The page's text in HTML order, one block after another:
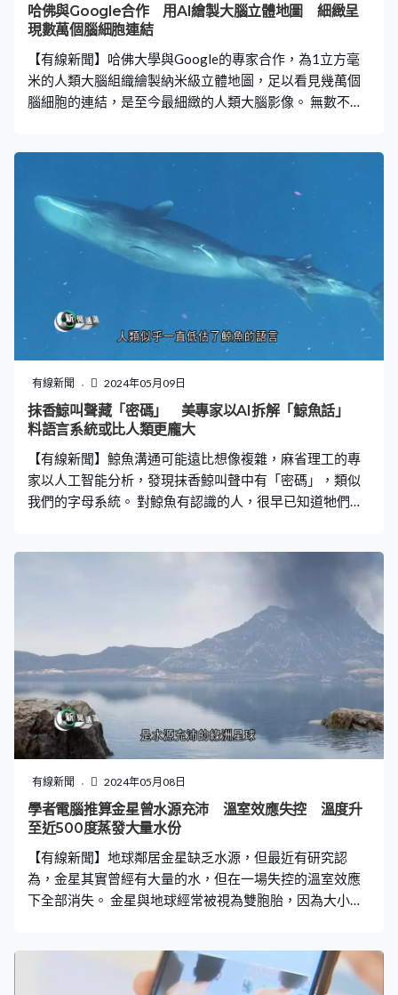
哈佛與Google合作 用AI繪製大腦立體地圖 細緻呈
現數萬個腦細胞連結
【有線新聞】哈佛大學與Google的專家合作，為1立方毫
米的人類大腦組織繪製納米級立體地圖，足以看見幾萬個
腦細胞的連結，是至今最細緻的人類大腦影像。 無數不同
結的「電線」是神經網絡，這裡顯示的範圍不足1毫米，細
緻程度前所未見。 哈佛大學的細胞生物學專家與Google研
究人員合作，將1立方毫米大腦組織切成5千塊薄片，逐塊
以電子顯微鏡掃描，再將所有平面影像重組，但單靠人力
沒可能完成，所以團隊找人工智能幫手，就像拼圖般逐一
對齊所有神經元，最終將5千幅平面影像重組成單一立體影
像。在1立方毫米的大腦範圍呈現全部5.7萬個神經元，以
及將它們連繫起來的1.5億條神經突觸，是至今解像度最高
的人類大腦立體影像。 學者可以從影像之中研究神經網絡
的幾何特性，為了解人類大腦踏出重要一步，例如一些神
經元的末端會堆積成一團，不過因為大腦樣本來自癲癇病
人，暫時未知這種堆積是否癲癇獨有的異常現象。
有線新聞 2024年05月09日
抹香鯨叫聲藏「密碼」 美專家以AI拆解「鯨魚話」
料語言系統或比人類更龐大
【有線新聞】鯨魚溝通可能遠比想像複雜，麻省理工的專
家以人工智能分析，發現抹香鯨叫聲中有「密碼」，類似
我們的字母系統。 對鯨魚有認識的人，很早已知道牠們的
理工最新的研究顯示，人類似乎一直低估了鯨魚的語言。
音，再以人工智能尋找錄音樣本大數據中可能存在的模
式，結果發現鯨魚的發聲方式、節奏、速度全部也不是隨
機，而是有規則，鯨魚會活用間隔，甚至是裝飾音，定義
至少20種近乎「字母」的基本單位，以類似摩斯密碼的方
式溝通，少數「字母」足以產生無窮組合，是一套遠比人
類估計更龐大的語言。 下一步將繼續以人工智能對照每條
抹香鯨的叫聲，與當時的情境、行為，嘗試推敲各種「字
母」組合的含意，為「鯨魚話」解碼。
有線新聞 2024年05月08日
學者電腦推算金星曾水源充沛 溫室效應失控 溫度升
至近500度蒸發大量水份
【有線新聞】地球鄰居金星缺乏水源，但最近有研究認
為，金星其實曾經有大量的水，但在一場失控的溫室效應
下全部消失。 金星與地球經常被視為雙胞胎，因為大小跟
因令這對雙胞胎「漸行漸遠」？ 美國科羅拉多大學波德分
校的學者以電腦模擬回溯金星過去，推算出數十億年前的